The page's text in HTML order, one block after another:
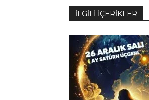
İLGİLİ İÇERİKLER